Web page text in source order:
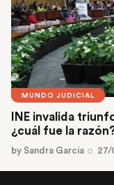
MUNDO JUDICIAL
INE invalida
¿cuál fue la
by Sandra García 27/